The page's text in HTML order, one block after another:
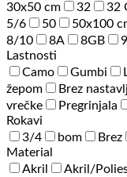
30x50 cm
32 32
5/6
50 50x100
8/10
8A 8GB
Lastnosti
Camo
Gumbi
žepom
Brez
vrečke
Pregrinjala
Rokavi
3/4
bom Brez
Material
Akril
Akril/